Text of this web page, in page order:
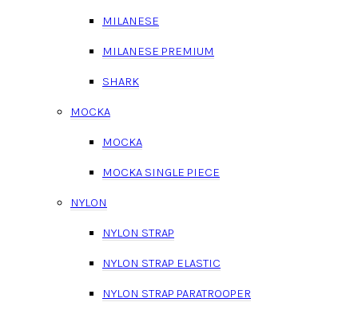
MILANESE
MILANESE PREMIUM
SHARK
MOCKA
MOCKA
MOCKA SINGLE PIECE
NYLON
NYLON STRAP
NYLON STRAP ELASTIC
NYLON STRAP PARATROOPER